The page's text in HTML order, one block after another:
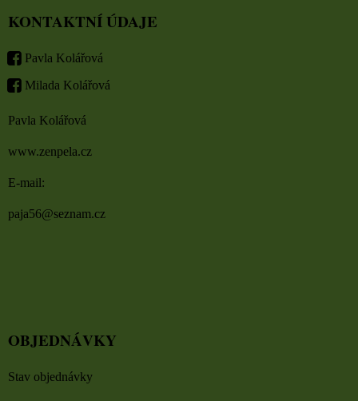
KONTAKTNÍ ÚDAJE
Pavla Kolářová
Milada Kolářová
Pavla Kolářová
www.zenpela.cz
E-mail:
paja56@seznam.cz
OBJEDNÁVKY
Stav objednávky